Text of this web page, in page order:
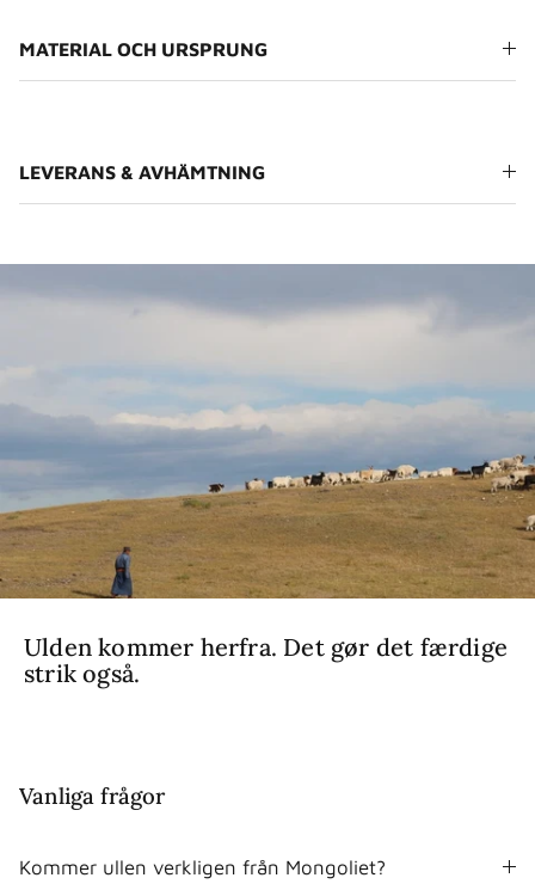
MATERIAL OCH URSPRUNG
LEVERANS & AVHÄMTNING
Ulden kommer herfra. Det gør det færdige
strik også.
Vanliga frågor
Kommer ullen verkligen från Mongoliet?